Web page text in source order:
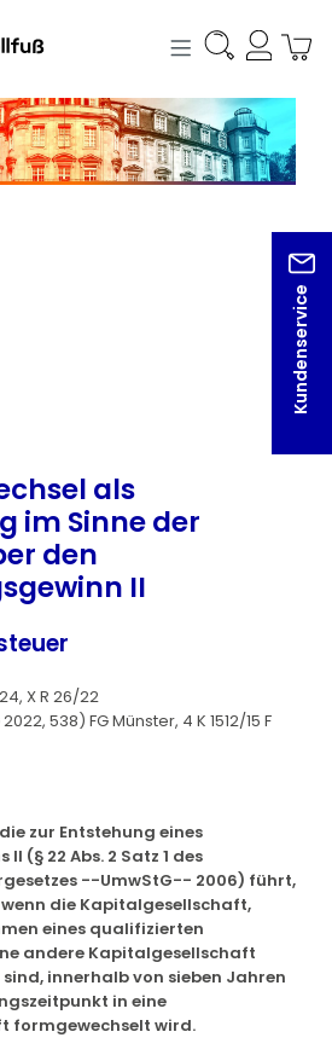
Kundenservice
als
im Sinne der
den
II
X R 26/22
538) FG Münster, 4 K 1512/15 F
zur Entstehung eines
(§ 22 Abs. 2 Satz 1 des
--UmwStG-- 2006) führt,
die Kapitalgesellschaft,
eines qualifizierten
andere Kapitalgesellschaft
innerhalb von sieben Jahren
in eine
formgewechselt wird.